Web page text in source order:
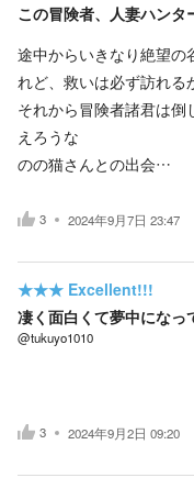
この冒険者、人妻ハンタ
途中からいきなり絶望の
れど、救いは必ず訪れる
それから冒険者諸君は
えろうな
のの猫さんとの出会…
3 2024年9月7日 23:47
★★★ Excellent!!!
凄く面白くて夢中になっ
@tukuyo1010
3 2024年9月2日 09:20